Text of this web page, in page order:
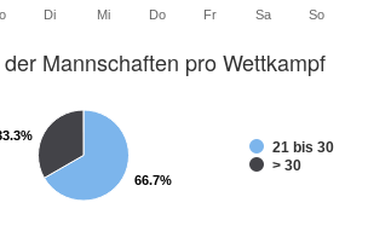
Di Mi Do Fr Sa So
Mannschaften pro Wettkampf
66.7%
66.7%
21 bis 30
> 30